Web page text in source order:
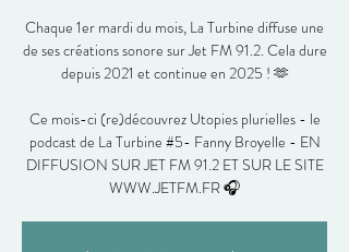
Chaque 1er mardi du mois, La Turbine diffuse une
de ses créations sonore sur Jet FM 91.2. Cela dure
depuis 2021 et continue en 2025 ! 🫶
Ce mois-ci (re)découvrez Utopies plurielles - le
podcast de La Turbine #5- Fanny Broyelle - EN
DIFFUSION SUR JET FM 91.2 ET SUR LE SITE
WWW.JETFM.FR 🎧